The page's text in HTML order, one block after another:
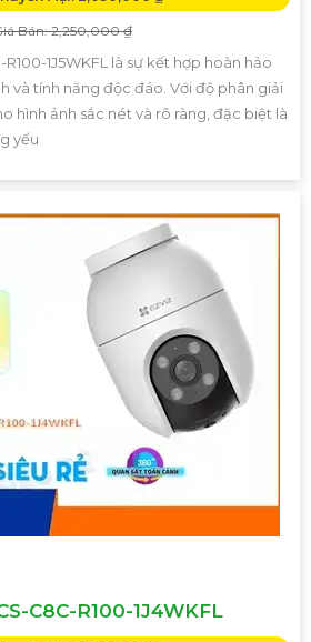
Bán: 2,250,000 ₫
1J5WKFL là sự kết hợp hoàn hảo
và tính năng độc đáo. Với độ phân giải
hình ảnh sắc nét và rõ ràng, đặc biệt là
yếu
C8C-R100-1J4WKFL